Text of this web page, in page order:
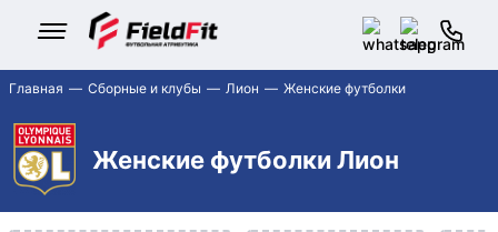
Главная Сборные и клубы Лион Женские футболки
Женские футболки Лион